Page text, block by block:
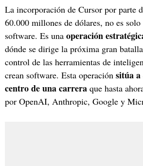
La incorporación de Cursor por parte
60.000 millones de dólares, no es
software. Es una operación
dónde se dirige la próxima gran
control de las herramientas de
crean software. Esta operación sitúa a
centro de una carrera que hasta
por OpenAI, Anthropic, Google y